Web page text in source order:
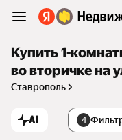
Купить 1-
во вторичке на
Ставрополь
AI 4